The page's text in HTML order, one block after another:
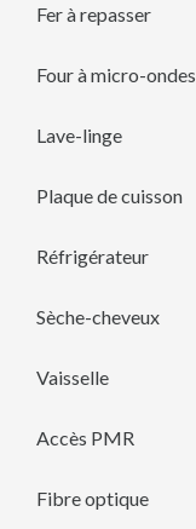
Fer à repasser
Four à micro-ondes
Lave-linge
Plaque de cuisson
Réfrigérateur
Sèche-cheveux
Vaisselle
Accès PMR
Fibre optique